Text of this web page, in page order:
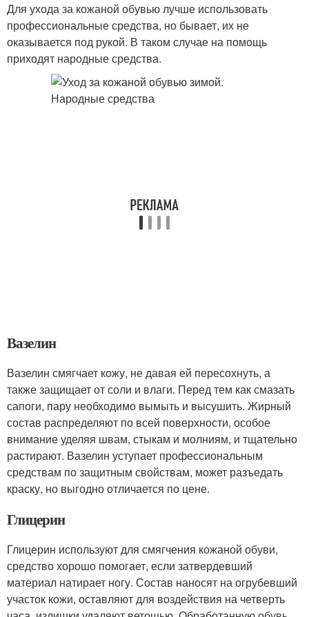
Для ухода за кожаной обувью лучше использовать
профессиональные средства, но бывает, их не
оказывается под рукой. В таком случае на помощь
приходят народные средства.
Вазелин
Вазелин смягчает кожу, не давая ей пересохнуть, а
также защищает от соли и влаги. Перед тем как смазать
сапоги, пару необходимо вымыть и высушить. Жирный
состав распределяют по всей поверхности, особое
внимание уделяя швам, стыкам и молниям, и тщательно
растирают. Вазелин уступает профессиональным
средствам по защитным свойствам, может разъедать
краску, но выгодно отличается по цене.
Глицерин
Глицерин используют для смягчения кожаной обуви,
средство хорошо помогает, если затвердевший
материал натирает ногу. Состав наносят на огрубевший
участок кожи, оставляют для воздействия на четверть